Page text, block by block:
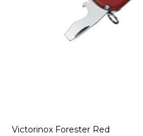
Victorinox Forester Red